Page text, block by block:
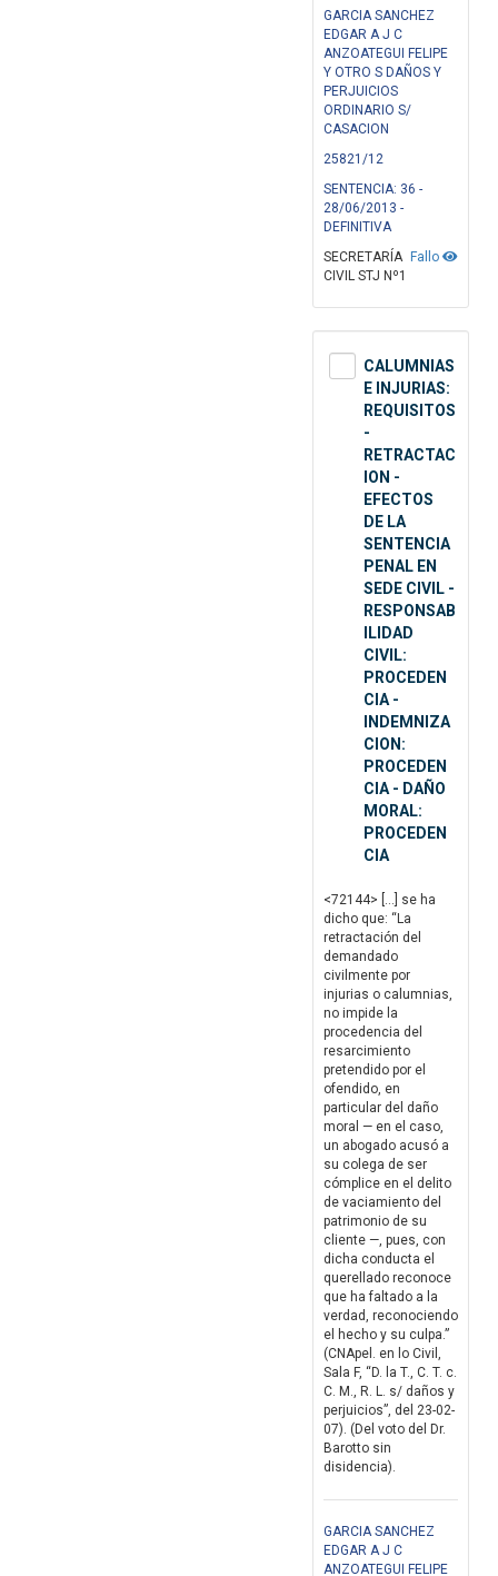
GARCIA SANCHEZ
EDGAR A J C
ANZOATEGUI FELIPE
Y OTRO S DAÑOS Y
PERJUICIOS
ORDINARIO S/
CASACION
25821/12
SENTENCIA: 36 -
28/06/2013 -
DEFINITIVA
Fallo
SECRETARÍA
CIVIL STJ Nº1
CALUMNIAS
E INJURIAS:
REQUISITOS
-
RETRACTAC
ION -
EFECTOS
DE LA
SENTENCIA
PENAL EN
SEDE CIVIL -
RESPONSAB
ILIDAD
CIVIL:
PROCEDEN
CIA -
INDEMNIZA
CION:
PROCEDEN
CIA - DAÑO
MORAL:
PROCEDEN
CIA
<72144> […] se ha
dicho que: “La
retractación del
demandado
civilmente por
injurias o calumnias,
no impide la
procedencia del
resarcimiento
pretendido por el
ofendido, en
particular del daño
moral — en el caso,
un abogado acusó a
su colega de ser
cómplice en el delito
de vaciamiento del
patrimonio de su
cliente —, pues, con
dicha conducta el
querellado reconoce
que ha faltado a la
verdad, reconociendo
el hecho y su culpa.”
(CNApel. en lo Civil,
Sala F, “D. la T., C. T. c.
C. M., R. L. s/ daños y
perjuicios”, del 23-02-
07). (Del voto del Dr.
Barotto sin
disidencia).
GARCIA SANCHEZ
EDGAR A J C
ANZOATEGUI FELIPE